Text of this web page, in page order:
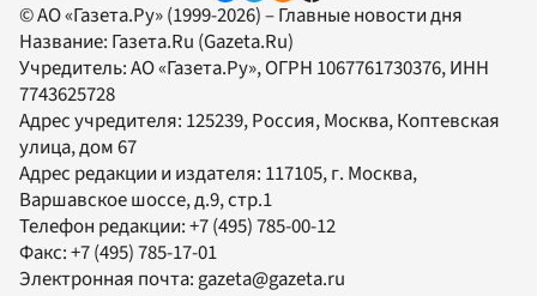
© АО «Газета.Ру» (1999-2026) – Главные новости дня
Название: Газета.Ru (Gazeta.Ru)
Учредитель:АО «Газета.Ру», ОГРН 1067761730376, ИНН
7743625728
Адрес учредителя: 125239, Россия, Москва, Коптевская
улица, дом 67
Адрес редакции и издателя: 117105, г. Москва,
Варшавское шоссе, д.9, стр.1
Телефон редакции:+7 (495) 785-00-12
Факс:+7 (495) 785-17-01
Электронная почта:gazeta@gazeta.ru